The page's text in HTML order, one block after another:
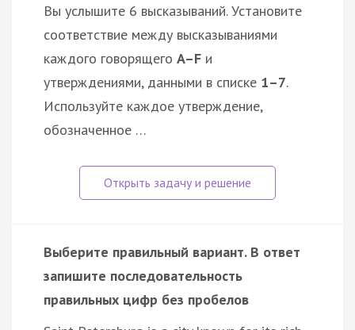
Вы услышите 6 высказываний. Установите
соответствие между высказываниями
каждого говорящего A–F и
утверждениями, данными в списке 1–7.
Используйте каждое утверждение,
обозначенное …
Выберите правильный вариант. В ответ
запишите последовательность
правильных цифр без пробелов